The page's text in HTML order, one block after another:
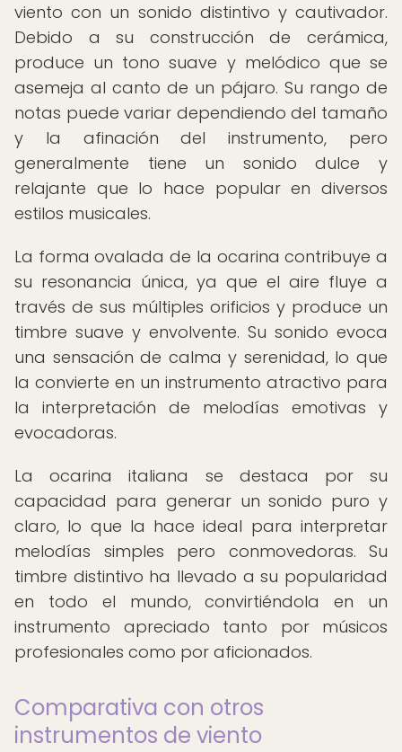
viento con un sonido distintivo y cautivador.
Debido a su construcción de cerámica,
produce un tono suave y melódico que se
asemeja al canto de un pájaro. Su rango de
notas puede variar dependiendo del tamaño
y la afinación del instrumento, pero
generalmente tiene un sonido dulce y
relajante que lo hace popular en diversos
estilos musicales.
La forma ovalada de la ocarina contribuye a
su resonancia única, ya que el aire fluye a
través de sus múltiples orificios y produce un
timbre suave y envolvente. Su sonido evoca
una sensación de calma y serenidad, lo que
la convierte en un instrumento atractivo para
la interpretación de melodías emotivas y
evocadoras.
La ocarina italiana se destaca por su
capacidad para generar un sonido puro y
claro, lo que la hace ideal para interpretar
melodías simples pero conmovedoras. Su
timbre distintivo ha llevado a su popularidad
en todo el mundo, convirtiéndola en un
instrumento apreciado tanto por músicos
profesionales como por aficionados.
Comparativa con otros
instrumentos de viento